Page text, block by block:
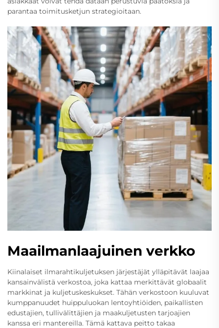
parantaa toimitusketjun strategioitaan.
Maailmanlaajuinen verkko
Kiinalaiset ilmarahtikuljetuksen järjestäjät ylläpitävät laajaa
kansainvälistä verkostoa, joka kattaa merkittävät globaalit
markkinat ja kuljetuskeskukset. Tähän verkostoon kuuluvat
kumppanuudet huippuluokan lentoyhtiöiden, paikallisten
edustajien, tullivälittäjien ja maakuljetusten tarjoajien
kanssa eri mantereilla. Tämä kattava peitto takaa